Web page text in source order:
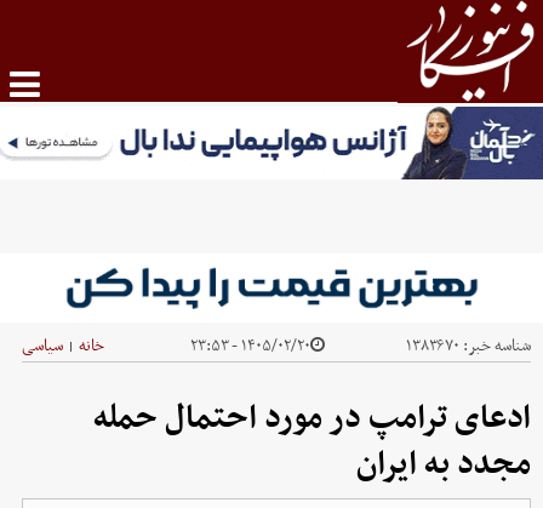
شناسه خبر: ۱۳۸۳۶۷۰ ۱۴۰۵/۰۲/۲۰ - ۲۳:۵۳ خانه | سیاسی
ادعای ترامپ در مورد احتمال حمله
مجدد به ایران